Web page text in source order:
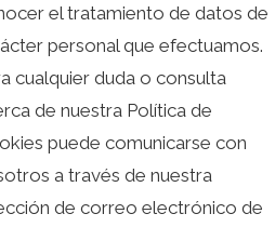
el tratamiento de datos de
personal que efectuamos.
cualquier duda o consulta
de nuestra Política de
puede comunicarse con
a través de nuestra
de correo electrónico de